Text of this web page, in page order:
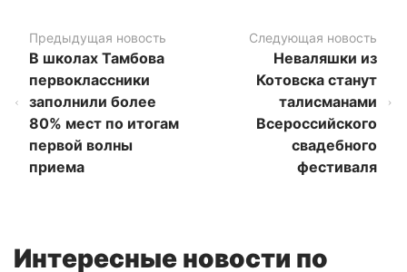
Предыдущая новость
В школах Тамбова
первоклассники
заполнили более
80% мест по итогам
первой волны
приема
Следующая новость
Неваляшки из
Котовска станут
талисманами
Всероссийского
свадебного
фестиваля
Интересные новости по